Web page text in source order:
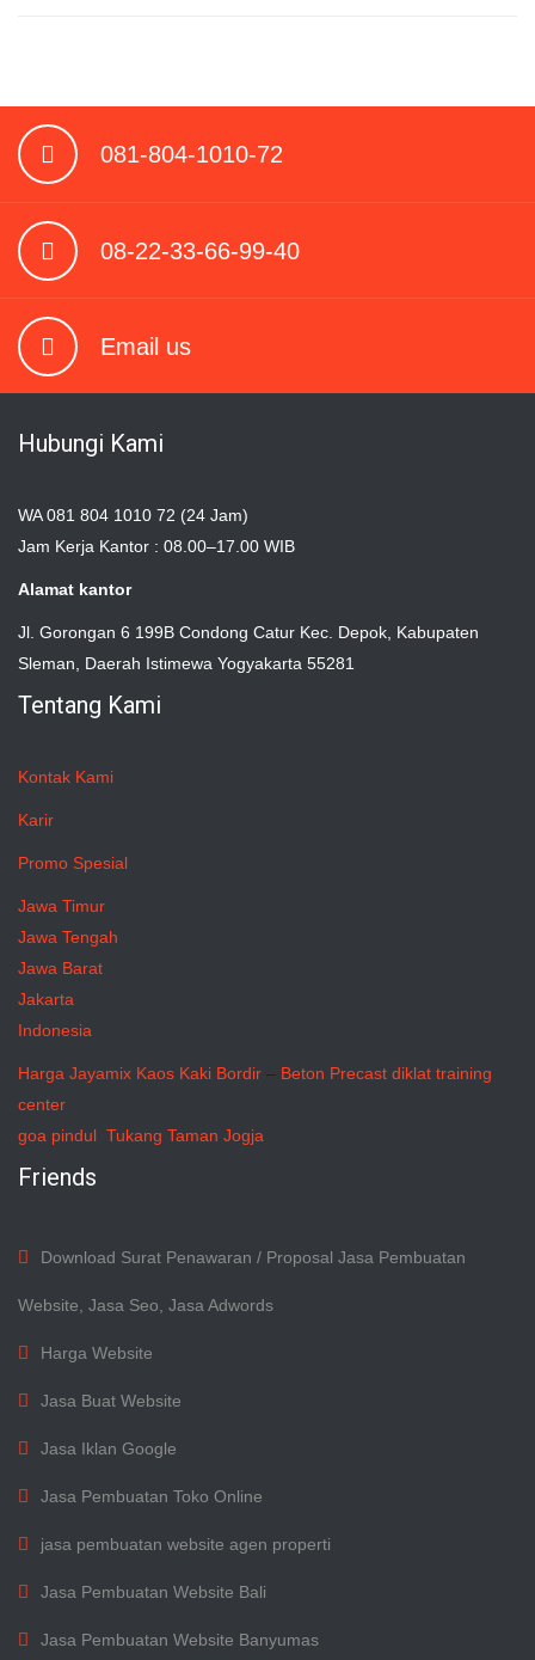
081-804-1010-72
08-22-33-66-99-40
Email us
Hubungi Kami
WA 081 804 1010 72 (24 Jam)
Jam Kerja Kantor : 08.00–17.00 WIB
Alamat kantor
Jl. Gorongan 6 199B Condong Catur Kec. Depok, Kabupaten
Sleman, Daerah Istimewa Yogyakarta 55281
Tentang Kami
Kontak Kami
Karir
Promo Spesial
Jawa Timur
Jawa Tengah
Jawa Barat
Jakarta
Indonesia
Harga Jayamix Kaos Kaki Bordir – Beton Precast diklat training
center
goa pindul Tukang Taman Jogja
Friends
Download Surat Penawaran / Proposal Jasa Pembuatan
Website, Jasa Seo, Jasa Adwords
Harga Website
Jasa Buat Website
Jasa Iklan Google
Jasa Pembuatan Toko Online
jasa pembuatan website agen properti
Jasa Pembuatan Website Bali
Jasa Pembuatan Website Banyumas